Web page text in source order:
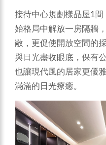
接待中心規劃樣品屋1
始格局中解放一房隔牆
敞，更促使開放空間的
與日光盡收眼底，保有
也讓現代風的居家更優
滿滿的日光療癒。